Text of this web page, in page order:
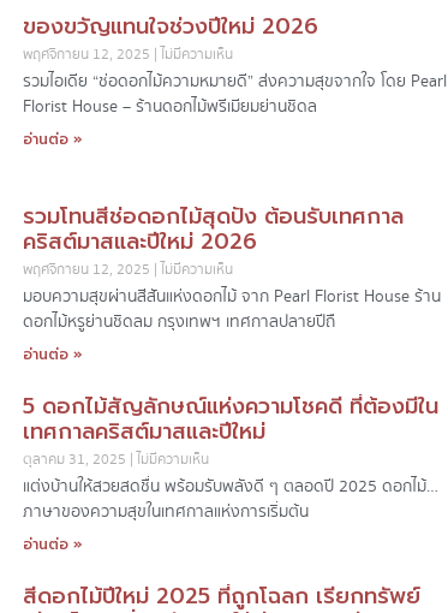
ของขวัญแทนใจช่วงปีใหม่ 2026
พฤศจิกายน 12, 2025 ไม่มีความเห็น
รวมไอเดีย “ช่อดอกไม้ความหมายดี” ส่งความสุขจากใจ โดย Pearl
Florist House – ร้านดอกไม้พรีเมียมย่านชิดล
อ่านต่อ »
รวมโทนสีช่อดอกไม้สุดปัง ต้อนรับเทศกาล
คริสต์มาสและปีใหม่ 2026
พฤศจิกายน 12, 2025 ไม่มีความเห็น
มอบความสุขผ่านสีสันแห่งดอกไม้ จาก Pearl Florist House ร้าน
ดอกไม้หรูย่านชิดลม กรุงเทพฯ เทศกาลปลายปีถื
อ่านต่อ »
5 ดอกไม้สัญลักษณ์แห่งความโชคดี ที่ต้องมีใน
เทศกาลคริสต์มาสและปีใหม่
ตุลาคม 31, 2025 ไม่มีความเห็น
แต่งบ้านให้สวยสดชื่น พร้อมรับพลังดี ๆ ตลอดปี 2025 ดอกไม้…
ภาษาของความสุขในเทศกาลแห่งการเริ่มต้น
อ่านต่อ »
สีดอกไม้ปีใหม่ 2025 ที่ถูกโฉลก เรียกทรัพย์